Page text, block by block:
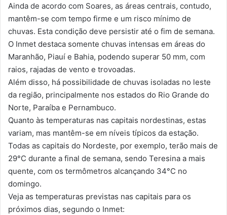
Ainda de acordo com Soares, as áreas centrais, contudo,
mantêm-se com tempo firme e um risco mínimo de
chuvas. Esta condição deve persistir até o fim de semana.
O Inmet destaca somente chuvas intensas em áreas do
Maranhão, Piauí e Bahia, podendo superar 50 mm, com
raios, rajadas de vento e trovoadas.
Além disso, há possibilidade de chuvas isoladas no leste
da região, principalmente nos estados do Rio Grande do
Norte, Paraíba e Pernambuco.
Quanto às temperaturas nas capitais nordestinas, estas
variam, mas mantêm-se em níveis típicos da estação.
Todas as capitais do Nordeste, por exemplo, terão mais de
29°C durante a final de semana, sendo Teresina a mais
quente, com os termômetros alcançando 34°C no
domingo.
Veja as temperaturas previstas nas capitais para os
próximos dias, segundo o Inmet: